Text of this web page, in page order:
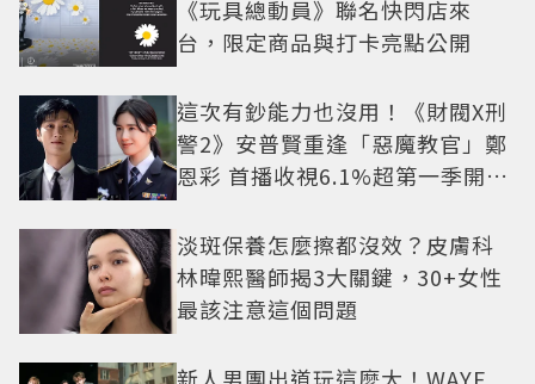
《玩具總動員》聯名快閃店來
台，限定商品與打卡亮點公開
這次有鈔能力也沒用！《財閥X刑
警2》安普賢重逢「惡魔教官」鄭
恩彩 首播收視6.1%超第一季開紅
淡斑保養怎麼擦都沒效？皮膚科
林暐熙醫師揭3大關鍵，30+女性
最該注意這個問題
新人男團出道玩這麼大！WAYF